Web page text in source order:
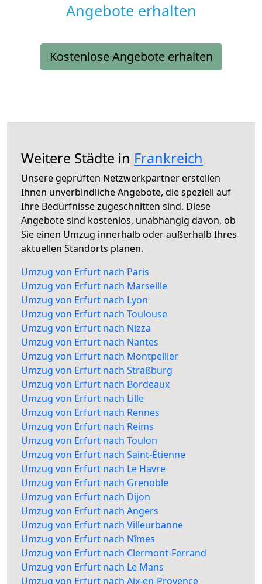
Angebote erhalten
Kostenlose Angebote erhalten
Weitere Städte in Frankreich
Unsere geprüften Netzwerkpartner erstellen
Ihnen unverbindliche Angebote, die speziell auf
Ihre Bedürfnisse zugeschnitten sind. Diese
Angebote sind kostenlos, unabhängig davon, ob
Sie einen Umzug innerhalb oder außerhalb Ihres
aktuellen Standorts planen.
Umzug von Erfurt nach Paris
Umzug von Erfurt nach Marseille
Umzug von Erfurt nach Lyon
Umzug von Erfurt nach Toulouse
Umzug von Erfurt nach Nizza
Umzug von Erfurt nach Nantes
Umzug von Erfurt nach Montpellier
Umzug von Erfurt nach Straßburg
Umzug von Erfurt nach Bordeaux
Umzug von Erfurt nach Lille
Umzug von Erfurt nach Rennes
Umzug von Erfurt nach Reims
Umzug von Erfurt nach Toulon
Umzug von Erfurt nach Saint-Étienne
Umzug von Erfurt nach Le Havre
Umzug von Erfurt nach Grenoble
Umzug von Erfurt nach Dijon
Umzug von Erfurt nach Angers
Umzug von Erfurt nach Villeurbanne
Umzug von Erfurt nach Nîmes
Umzug von Erfurt nach Clermont-Ferrand
Umzug von Erfurt nach Le Mans
Umzug von Erfurt nach Aix-en-Provence